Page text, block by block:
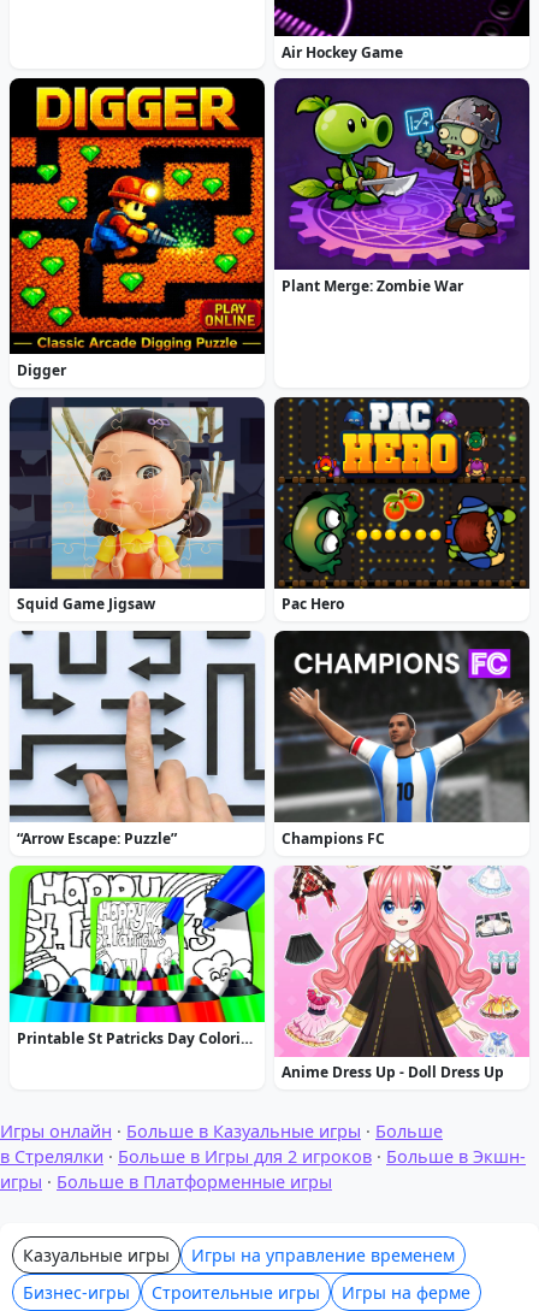
Air Hockey Game
Digger
Plant Merge: Zombie War
Squid Game Jigsaw Pac Hero
“Arrow Escape: Puzzle” Champions FC
Printable St Patricks Day Coloring Pages
Anime Dress Up - Doll Dress Up
Игры онлайн · Больше в Казуальные игры · Больше
в Стрелялки · Больше в Игры для 2 игроков · Больше в Экшн-
игры · Больше в Платформенные игры
Казуальные игры
Игры на управление временем
Бизнес-игры
Строительные игры Игры на ферме